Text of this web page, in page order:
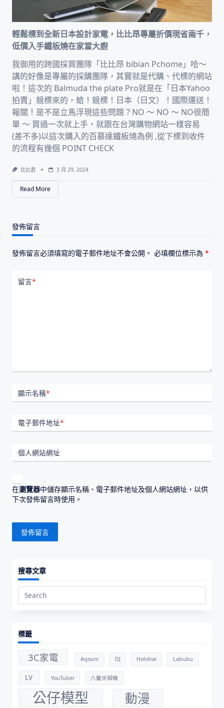
輕鬆標到全新日本設計家電，比比昂專屬折價現省兩千，
低價入手鐵板燒在家當大廚
我御用的跨國採買團隊「比比昂 bibian Pchome」哈～
講的好像是專屬的採購團隊，其實就是代購、代標的網站
啦！這次的 Balmuda the plate Pro就是在「日本Yahoo
拍賣」競標來的，蛤！競標！日本（日文）！國際運送！
報關！是不是立馬浮現這些問題？NO ～ NO ～ NO很簡
單 ～ 買過一次就上手，就跟在台灣購物網站一樣容易
(差不多)以這次購入的百慕達鐵板燒為例 ,從下標到收件
的流程有幾個 POINT CHECK
比比君 3 月 29, 2024
Read More
發佈留言
發佈留言必須填寫的電子郵件地址不會公開。 必填欄位標示為 *
留言*
顯示名稱*
電子郵件地址*
個人網站網址
在瀏覽器中儲存顯示名稱、電子郵件地址及個人網站網址，以供
下次發佈留言時使用。
搜尋文章
Search
標籤
3C家電 Aqours DJ Hololive Labubu
LV YouTuber 八釐米相機
公仔模型
動漫